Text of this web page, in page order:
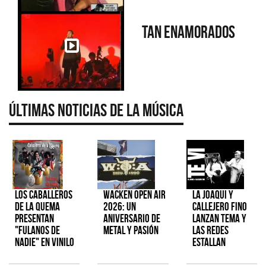
Tan enamorados
Últimas Noticias de la Música
Los Caballeros
de la Quema
presentan
"Fulanos de
Nadie" en vinilo
Wacken Open Air
2026: Un
aniversario de
metal y pasión
La Joaqui y
Callejero Fino
lanzan tema y
las redes
estallan